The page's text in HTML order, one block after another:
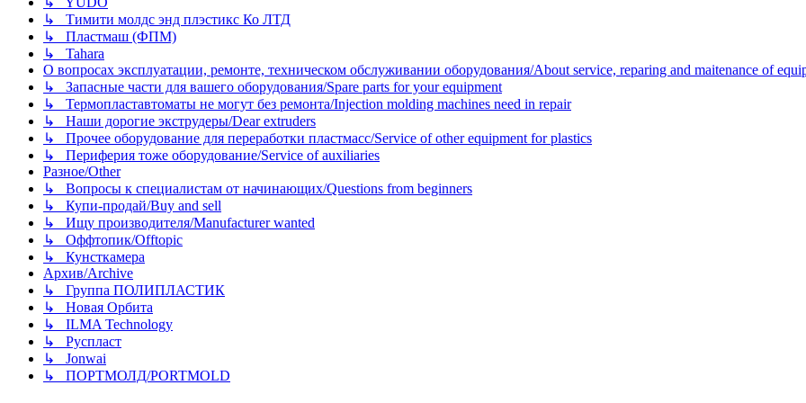
↳ Тимити молдс энд плэстикс Ко ЛТД
↳ Пластмаш (ФПМ)
↳ Tahara
О вопросах эксплуатации, ремонте, техническом обслуживании оборудования/About service, reparing and maitenance of
↳ Запасные части для вашего оборудования/Spare parts for your equipment
↳ Термопластавтоматы не могут без ремонта/Injection molding machines need in repair
↳ Наши дорогие экструдеры/Dear extruders
↳ Прочее оборудование для переработки пластмасс/Service of other equipment for plastics
↳ Периферия тоже оборудование/Service of auxiliaries
Разное/Other
↳ Вопросы к специалистам от начинающих/Questions from beginners
↳ Купи-продай/Buy and sell
↳ Ищу производителя/Manufacturer wanted
↳ Оффтопик/Offtopic
↳ Кунсткамера
Архив/Archive
↳ Группа ПОЛИПЛАСТИК
↳ Новая Орбита
↳ ILMA Technology
↳ Руспласт
↳ Jonwai
↳ ПОРТМОЛД/PORTMOLD